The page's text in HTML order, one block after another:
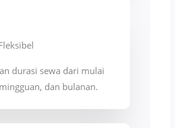
durasi sewa dari mulai
dan bulanan.